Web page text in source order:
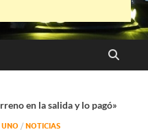
en la salida y lo pagó»
/ NOTICIAS